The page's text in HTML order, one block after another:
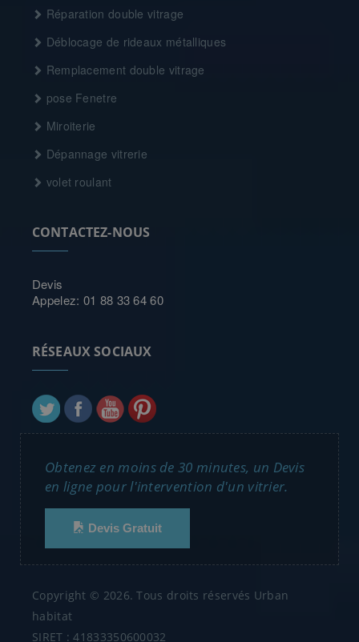
Réparation double vitrage
Déblocage de rideaux métalliques
Remplacement double vitrage
pose Fenetre
Miroiterie
Dépannage vitrerie
volet roulant
CONTACTEZ-NOUS
Devis
Appelez: 01 88 33 64 60
RÉSEAUX SOCIAUX
Obtenez en moins de 30 minutes, un Devis
en ligne pour l'intervention d'un vitrier.
Devis Gratuit
Copyright © 2026. Tous droits réservés Urban
habitat
SIRET : 41833350600032